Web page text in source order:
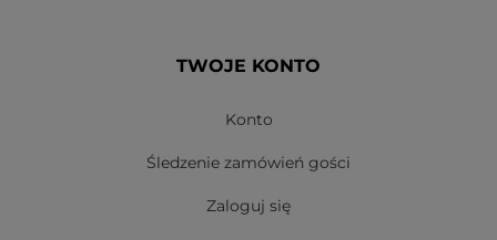
TWOJE KONTO
Konto
Śledzenie zamówień gości
Zaloguj się